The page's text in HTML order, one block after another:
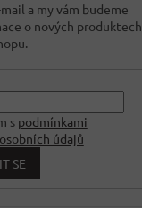
a my vám budeme
o nových produktech
s podmínkami
údajů
SE